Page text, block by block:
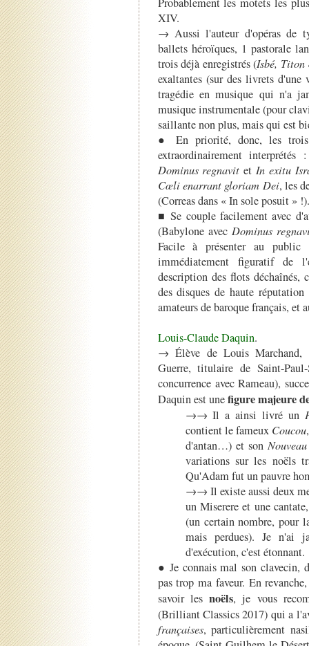
XIV.
→ Aussi l'auteur d'opéras de
ballets héroïques, 1 pastorale
trois déjà enregistrés (Isbé, Titon
exaltantes (sur des livrets d'une
tragédie en musique qui n'a
musique instrumentale (pour
saillante non plus, mais qui est
● En priorité, donc, les trois
extraordinairement
Dominus regnavit etIn exitu
Cœli enarrant gloriam Dei, les
(Correas dans « In sole posuit » !).
■ Se couple facilement avec
(Babylone avecDominus
Facile à présenter au
immédiatement figuratif de
description des flots déchaînés,
des disques de haute
amateurs de baroque français, et
Louis-Claude Daquin.
→ Élève de Louis Marchand,
Guerre, titulaire de Saint-
concurrence avec Rameau),
Daquin est unefigure majeure
→→ Il a ainsi livré un
contient le fameux Coucou
d'antan…) et son
variations sur les noëls
Qu'Adam fut un pauvre
→→ Il existe aussi deux
un Miserere et une
(un certain nombre, pour
mais perdues). Je n'ai
d'exécution, c'est étonnant.
● Je connais mal son clavecin,
pas trop ma faveur. En
savoir lesnoëls, je vous
(Brilliant Classics 2017) qui a
françaises, particulièrement